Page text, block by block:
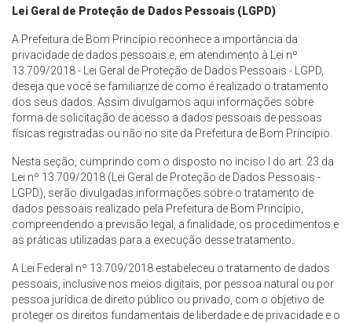
Lei Geral de Proteção de Dados Pessoais (LGPD)
A Prefeitura de Bom Princípio reconhece a importância da
privacidade de dados pessoais e, em atendimento à Lei nº
13.709/2018 - Lei Geral de Proteção de Dados Pessoais - LGPD,
deseja que você se familiarize de como é realizado o tratamento
dos seus dados. Assim divulgamos aqui informações sobre
forma de solicitação de acesso a dados pessoais de pessoas
físicas registradas ou não no site da Prefeitura de Bom Princípio.
Nesta seção, cumprindo com o disposto no inciso I do art. 23 da
Lei nº 13.709/2018 (Lei Geral de Proteção de Dados Pessoais -
LGPD), serão divulgadas informações sobre o tratamento de
dados pessoais realizado pela Prefeitura de Bom Princípio,
compreendendo a previsão legal, a finalidade, os procedimentos e
as práticas utilizadas para a execução desse tratamento.
A Lei Federal nº 13.709/2018 estabeleceu o tratamento de dados
pessoais, inclusive nos meios digitais, por pessoa natural ou por
pessoa jurídica de direito público ou privado, com o objetivo de
proteger os direitos fundamentais de liberdade e de privacidade e o